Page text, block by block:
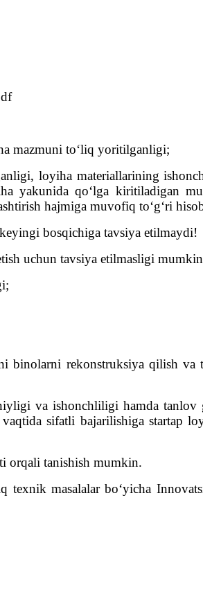
mazmuni to‘liq yoritilganligi;
loyiha materiallarining
yakunida qo‘lga kiritiladigan
hajmiga muvofiq to‘g‘ri
bosqichiga tavsiya etilmaydi!
uchun tavsiya etilmasligi
binolarni rekonstruksiya qilish
va ishonchliligi hamda
sifatli bajarilishiga startap
orqali tanishish mumkin.
texnik masalalar bo‘yicha